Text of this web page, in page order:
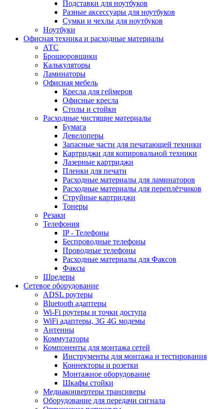
Подставки для ноутбуков
Разные аксессуары для ноутбуков
Сумки и чехлы для ноутбуков
Ноутбуки
Офисная техника и расходные материалы
АТС
Брошюровщики
Калькуляторы
Ламинаторы
Офисная мебель
Кресла для геймеров
Офисные кресла
Столы и стойки
Расходные чистящие материалы
Бумага
Девелоперы
Запасные части для печатающей техники
Картриджи для копировальной техники
Лазерные картриджи
Пленки для печати
Расходные материалы для ламинаторов
Расходные материалы для переплётчиков
Струйные картриджи
Тонеры
Резаки
Телефония
IP - Телефоны
Беспроводные телефоны
Проводные телефоны
Расходные материалы для Факсов
Факсы
Шредеры
Сетевое оборудование
ADSL роутеры
Bluetooth адаптеры
Wi-Fi роутеры и точки доступа
WiFi адаптеры, 3G 4G модемы
Антенны
Коммутаторы
Компоненты для монтажа сетей
Инструменты для монтажа и тестирования
Коннекторы и розетки
Монтажное оборудование
Шкафы стойки
Медиаконвертеры трансиверы
Оборудование для передачи сигнала